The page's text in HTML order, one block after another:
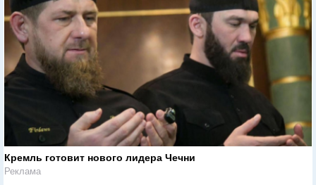
Кремль готовит нового лидера Чечни
Реклама